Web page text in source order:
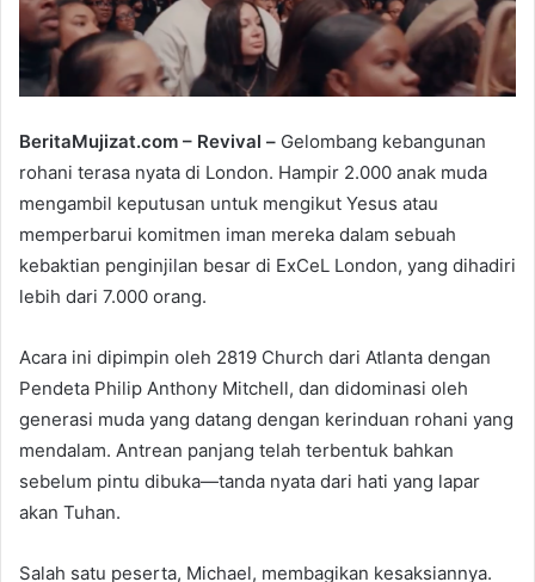
BeritaMujizat.com – Revival – Gelombang kebangunan
rohani terasa nyata di London. Hampir 2.000 anak muda
mengambil keputusan untuk mengikut Yesus atau
memperbarui komitmen iman mereka dalam sebuah
kebaktian penginjilan besar di ExCeL London, yang dihadiri
lebih dari 7.000 orang.
Acara ini dipimpin oleh 2819 Church dari Atlanta dengan
Pendeta Philip Anthony Mitchell, dan didominasi oleh
generasi muda yang datang dengan kerinduan rohani yang
mendalam. Antrean panjang telah terbentuk bahkan
sebelum pintu dibuka—tanda nyata dari hati yang lapar
akan Tuhan.
Salah satu peserta, Michael, membagikan kesaksiannya.